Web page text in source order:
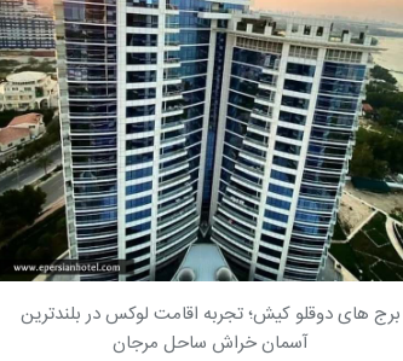
برج های دوقلو کیش؛ تجربه اقامت لوکس در بلندترین
آسمان خراش ساحل مرجان